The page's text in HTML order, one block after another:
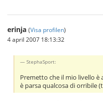
erinja (Visa profilen)
4 april 2007 18:13:32
StephaSport:
Premetto che il mio livello è
è parsa qualcosa di orribile